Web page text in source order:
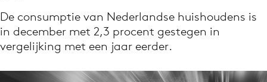
Volg het laatste nieuws via de Adformatie
Nieuws app
De consumptie van Nederlandse huishoudens is
in december met 2,3 procent gestegen in
vergelijking met een jaar eerder.